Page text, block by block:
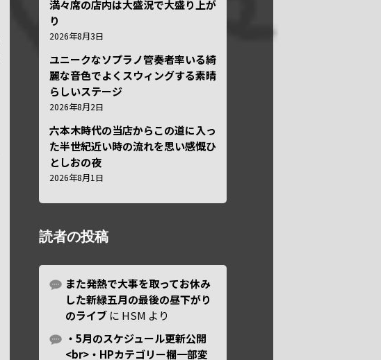
満々席の店内は大盛況で大盛り上が
り
2026年8月3日
ユニークなソプラノ管奏者率いる綺
麗な音色でよくスウィングする素晴
らしいステージ
2026年8月2日
六本木時代の当店からこの道に入っ
た半世紀近い時の流れを思い感慨ひ
としおの夜
2026年8月1日
読者の投稿
また発熱で大事を取ってお休み
した新緑五月の最後の昼下がり
のライブ に HSM より
・5月のスケジュール更新公開
<br>・HPカテゴリー欄一部変